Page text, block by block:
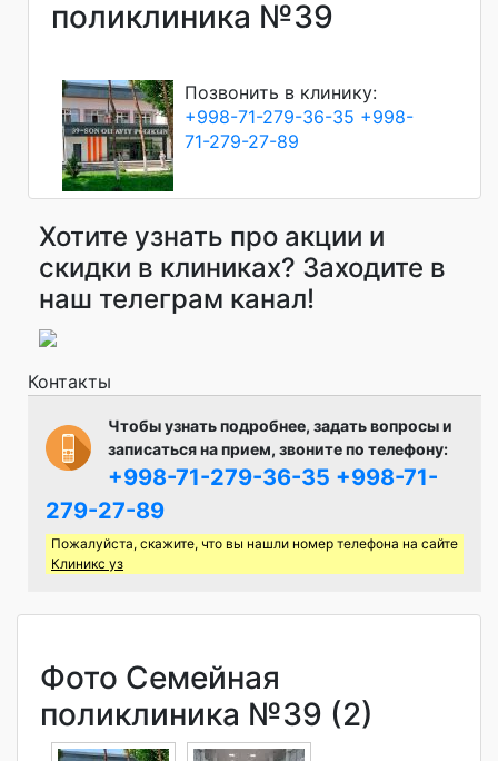
поликлиника №39
Позвонить в клинику:
+998-71-279-36-35 +998-
71-279-27-89
Хотите узнать про акции и
скидки в клиниках? Заходите в
наш телеграм канал!
Контакты
Чтобы узнать подробнее, задать вопросы и
записаться на прием, звоните по телефону:
+998-71-279-36-35 +998-71-
279-27-89
Пожалуйста, скажите, что вы нашли номер телефона на сайте
Клиникс уз
Фото Семейная
поликлиника №39 (2)